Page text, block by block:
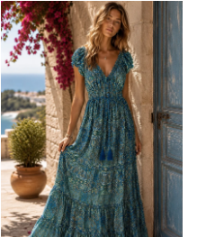
ABITI & TUTE